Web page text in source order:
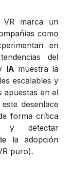
marca un
como
en
del
IA muestra la
escalables y
apuestas en el
desenlace
forma crítica
y detectar
la adopción
puro).